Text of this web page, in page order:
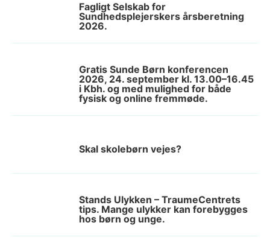
Fagligt Selskab for
Sundhedsplejerskers årsberetning
2026.
Gratis Sunde Børn konferencen
2026, 24. september kl. 13.00–16.45
i Kbh. og med mulighed for både
fysisk og online fremmøde.
Skal skolebørn vejes?
Stands Ulykken – TraumeCentrets
tips. Mange ulykker kan forebygges
hos børn og unge.